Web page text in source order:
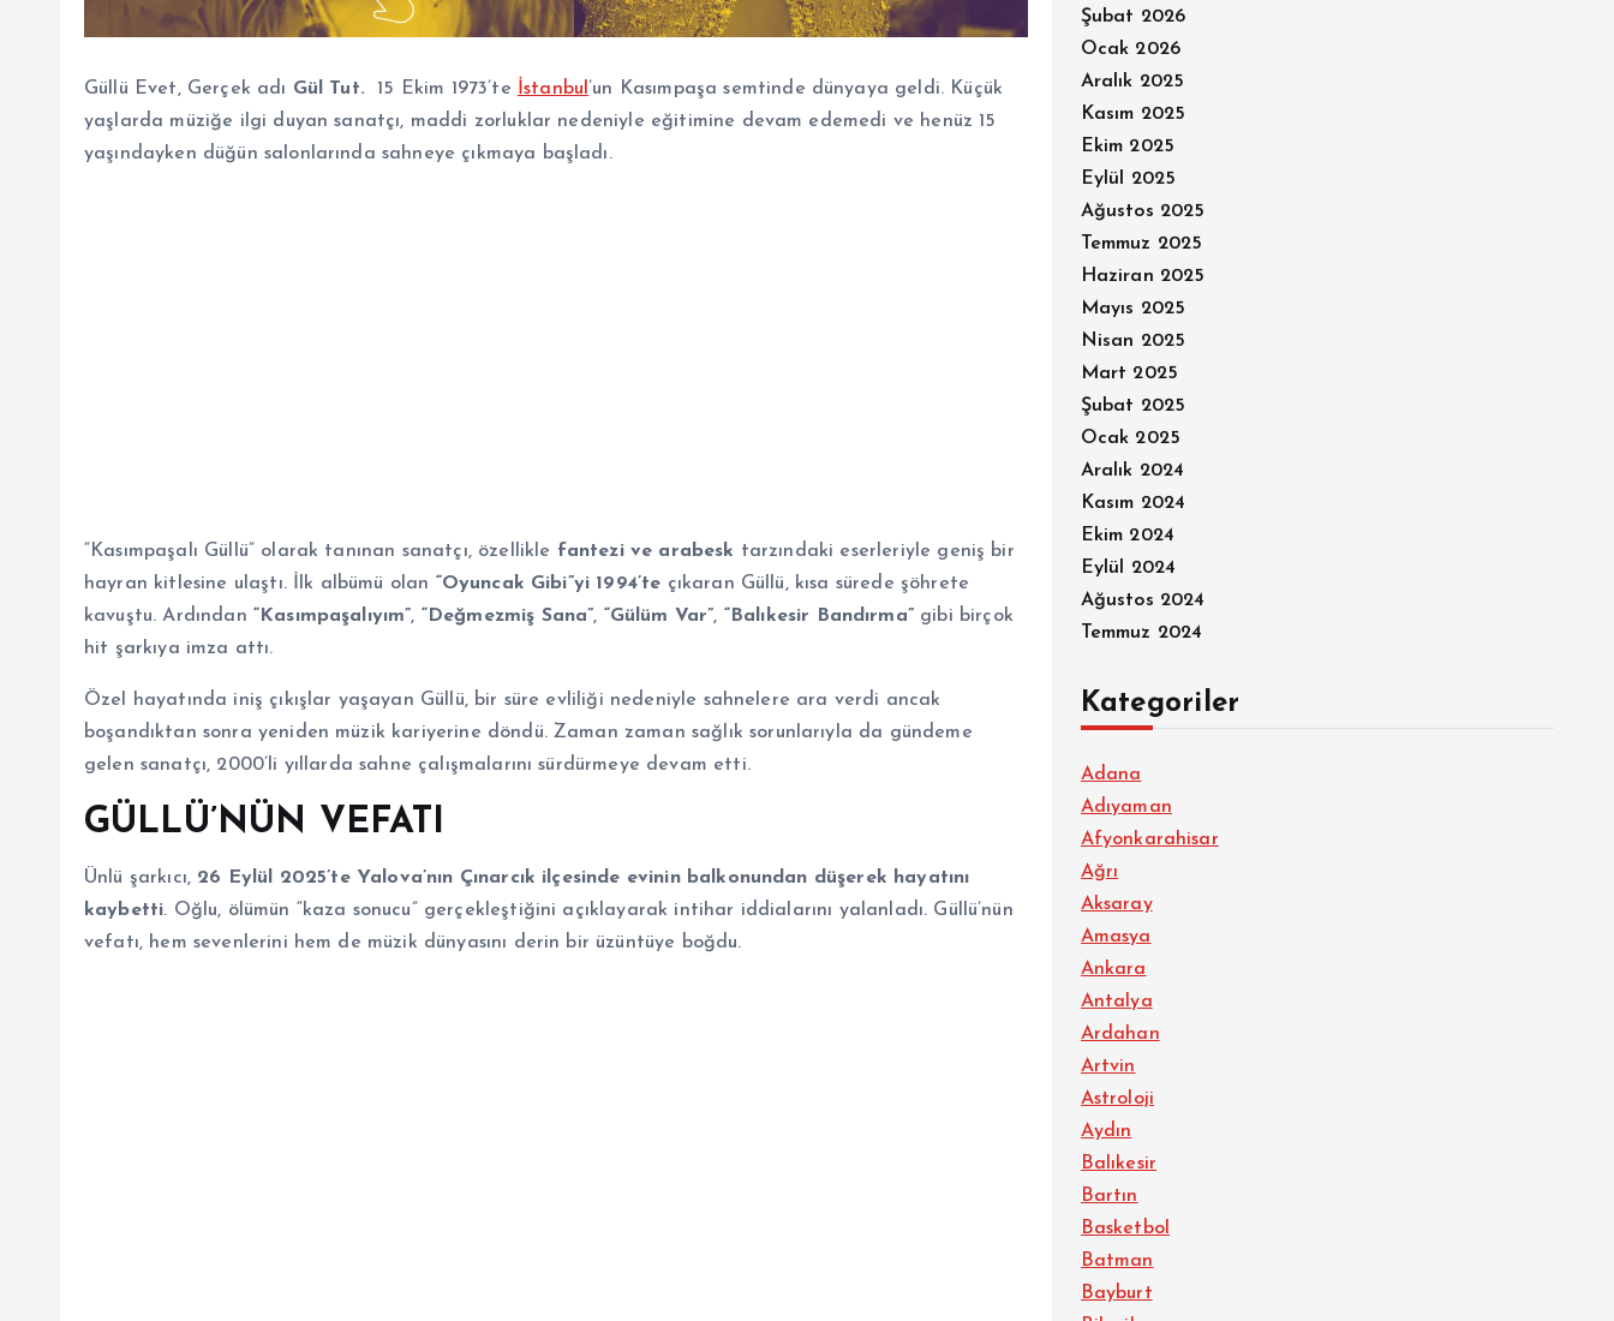
Güllü Evet, Gerçek adı Gül Tut. 15 Ekim 1973’te İstanbul’un Kasımpaşa semtinde dünyaya geldi. Küçük
yaşlarda müziğe ilgi duyan sanatçı, maddi zorluklar nedeniyle eğitimine devam edemedi ve henüz 15
yaşındayken düğün salonlarında sahneye çıkmaya başladı.
“Kasımpaşalı Güllü” olarak tanınan sanatçı, özellikle fantezi ve arabesk tarzındaki eserleriyle geniş bir
hayran kitlesine ulaştı. İlk albümü olan “Oyuncak Gibi”yi 1994’te çıkaran Güllü, kısa sürede şöhrete
kavuştu. Ardından “Kasımpaşalıyım”, “Değmezmiş Sana”, “Gülüm Var”, “Balıkesir Bandırma”gibi birçok
hit şarkıya imza attı.
Özel hayatında iniş çıkışlar yaşayan Güllü, bir süre evliliği nedeniyle sahnelere ara verdi ancak
boşandıktan sonra yeniden müzik kariyerine döndü. Zaman zaman sağlık sorunlarıyla da gündeme
gelen sanatçı, 2000’li yıllarda sahne çalışmalarını sürdürmeye devam etti.
GÜLLÜ’NÜN VEFATI
Ünlü şarkıcı, 26 Eylül 2025’te Yalova’nın Çınarcık ilçesinde evinin balkonundan düşerek hayatını
kaybetti. Oğlu, ölümün “kaza sonucu” gerçekleştiğini açıklayarak intihar iddialarını yalanladı. Güllü’nün
vefatı, hem sevenlerini hem de müzik dünyasını derin bir üzüntüye boğdu.
Şubat 2026
Ocak 2026
Aralık 2025
Kasım 2025
Ekim 2025
Eylül 2025
Ağustos 2025
Temmuz 2025
Haziran 2025
Mayıs 2025
Nisan 2025
Mart 2025
Şubat 2025
Ocak 2025
Aralık 2024
Kasım 2024
Ekim 2024
Eylül 2024
Ağustos 2024
Temmuz 2024
Kategoriler
Adana
Adıyaman
Afyonkarahisar
Ağrı
Aksaray
Amasya
Ankara
Antalya
Ardahan
Artvin
Astroloji
Aydın
Balıkesir
Bartın
Basketbol
Batman
Bayburt